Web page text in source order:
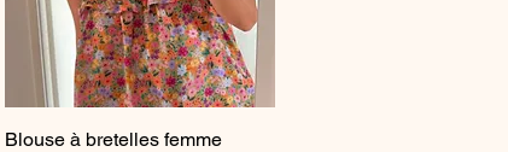
Aperçu rapide
Blouse à bretelles femme